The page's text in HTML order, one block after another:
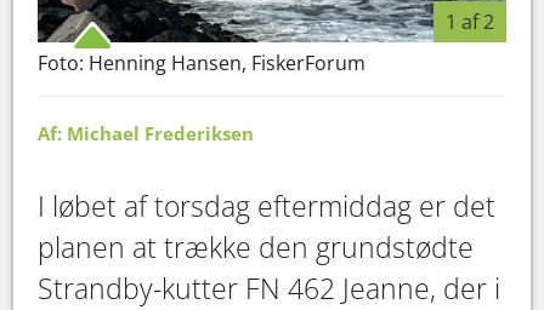
1 af 2
Foto: Henning Hansen, FiskerForum
Af: Michael Frederiksen
I løbet af torsdag eftermiddag er det
planen at trække den grundstødte
Strandby-kutter FN 462 Jeanne, der i